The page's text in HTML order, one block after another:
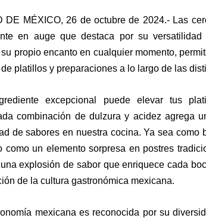
DE MÉXICO, 26 de octubre de 2024.- Las
en auge que destaca por su
propio encanto en cualquier momento,
platillos y preparaciones a lo largo de las
excepcional puede elevar tus
combinación de dulzura y acidez agrega
de sabores en nuestra cocina. Ya sea como
como un elemento sorpresa en postres
explosión de sabor que enriquece cada
de la cultura gastronómica mexicana.
mexicana es reconocida por su